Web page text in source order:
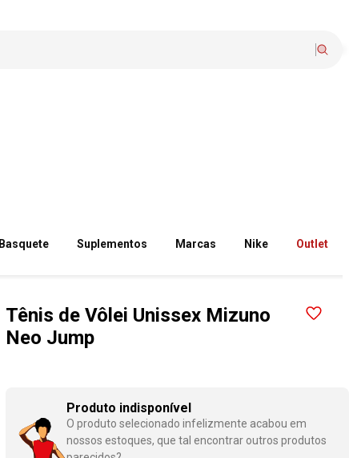
Basquete Suplementos Marcas Nike Outlet
Tênis de Vôlei Unissex Mizuno
Neo Jump
Produto indisponível
O produto selecionado infelizmente acabou em
nossos estoques, que tal encontrar outros produtos